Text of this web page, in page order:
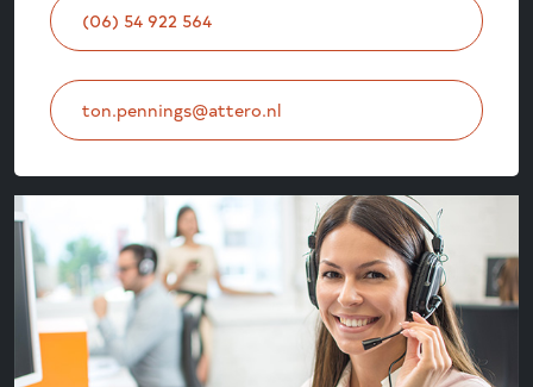
(06) 54 922 564
ton.pennings@attero.nl